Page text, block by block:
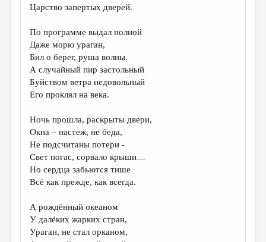
КНИЖНАЯ ПОЛКА
ОБЗОР ЛИТЕРАТУРЫ
СТРАНИЦЫ ПАМЯТИ
ОБЪЯВЛЕНИЯ
РЕДКОЛЛЕГИЯ
ОТ РЕДАКЦИИ
МАЛАЯ ПРОЗА
ЭССЕИСТИКА
ЛИТЕРАТУРОВЕДЕНИЕ
КУЛЬТУРОВЕДЕНИЕ
Царство запертых дверей.
По программе выдал полной
Даже морю ураган,
Бил о берег, руша волны.
А случайный пир застольный
Буйством ветра недовольный
Его проклял на века.
Ночь прошла, раскрыты двери,
Окна – настеж, не беда,
Не подсчитаны потери -
Свет погас, сорвало крыши…
Но сердца забьются тише
Всё как прежде, как всегда.
А рождённый океаном
У далёких жарких стран,
Ураган, не стал орканом,